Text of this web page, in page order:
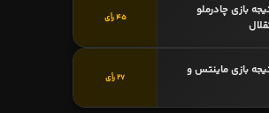
بازی چادرملو
45 رأی
بازی ماینتس و
27 رأی